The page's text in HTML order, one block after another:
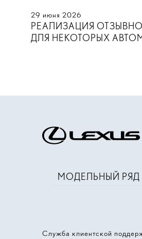
29 июня 2026
РЕАЛИЗАЦИЯ
ДЛЯ НЕКОТОРЫХ
Служба клиентской
МОДЕЛЬНЫЙ РЯД